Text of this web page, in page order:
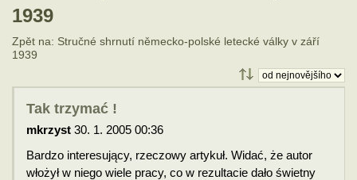
1939
Zpět na: Stručné shrnutí německo-polské letecké války v září
1939
Tak trzymać !
mkrzyst 30. 1. 2005 00:36
Bardzo interesujący, rzeczowy artykuł. Widać, że autor
włożył w niego wiele pracy, co w rezultacie dało świetny